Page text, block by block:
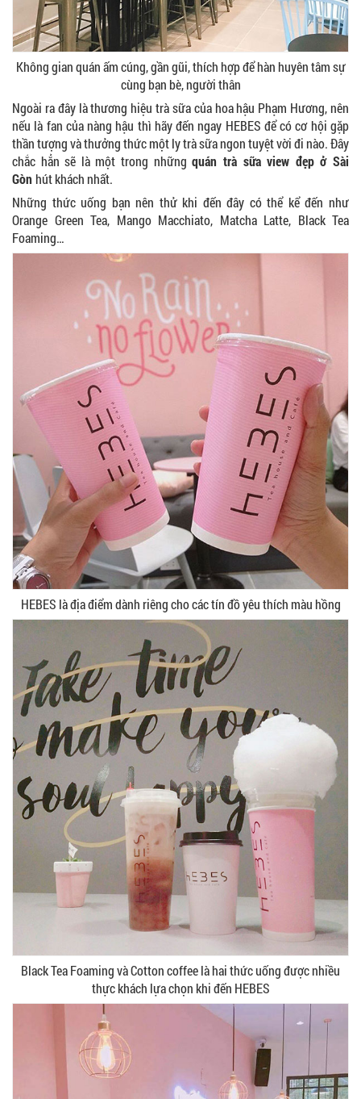
Không gian quán ấm cúng, gần gũi, thích hợp để hàn huyên tâm sự
cùng bạn bè, người thân
Ngoài ra đây là thương hiệu trà sữa của hoa hậu Phạm Hương, nên
nếu là fan của nàng hậu thì hãy đến ngay HEBES để có cơ hội gặp
thần tượng và thưởng thức một ly trà sữa ngon tuyệt vời đi nào. Đây
chắc hẳn sẽ là một trong nhữngquán trà sữa view đẹp ở Sài
Gòn hút khách nhất.
Những thức uống bạn nên thử khi đến đây có thể kể đến như
Orange Green Tea, Mango Macchiato, Matcha Latte, Black Tea
Foaming…
HEBES là địa điểm dành riêng cho các tín đồ yêu thích màu hồng
Black Tea Foaming và Cotton coffee là hai thức uống được nhiều
thực khách lựa chọn khi đến HEBES